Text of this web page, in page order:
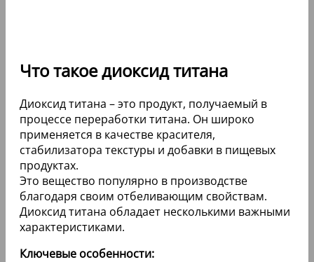
Что такое диоксид титана
Диоксид титана – это продукт, получаемый в
процессе переработки титана. Он широко
применяется в качестве красителя,
стабилизатора текстуры и добавки в пищевых
продуктах.
Это вещество популярно в производстве
благодаря своим отбеливающим свойствам.
Диоксид титана обладает несколькими важными
характеристиками.
Ключевые особенности: